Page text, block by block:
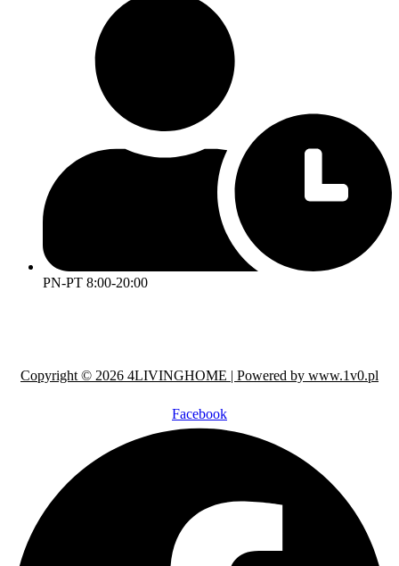
PN-PT 8:00-20:00
Copyright © 2026 4LIVINGHOME | Powered by www.1v0.pl
Facebook